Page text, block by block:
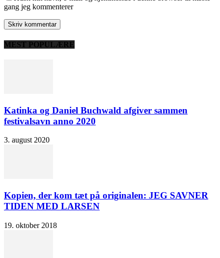
gang jeg kommenterer
MEST POPULÆRE
Katinka og Daniel Buchwald afgiver sammen
festivalsavn anno 2020
3. august 2020
Kopien, der kom tæt på originalen: JEG SAVNER
TIDEN MED LARSEN
19. oktober 2018